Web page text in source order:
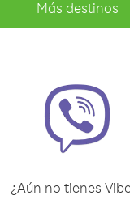
Más destinos
¿Aún no tienes